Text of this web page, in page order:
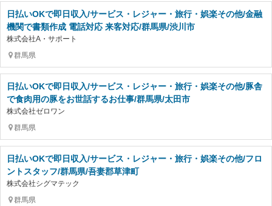
日払いOKで即日収入/サービス・レジャー・旅行・娯楽その他/金融
機関で書類作成 電話対応 来客対応/群馬県/渋川市
株式会社A・サポート
群馬県
日払いOKで即日収入/サービス・レジャー・旅行・娯楽その他/豚舎
で食肉用の豚をお世話するお仕事/群馬県/太田市
株式会社ゼロワン
群馬県
日払いOKで即日収入/サービス・レジャー・旅行・娯楽その他/フロ
ントスタッフ/群馬県/吾妻郡草津町
株式会社シグマテック
群馬県